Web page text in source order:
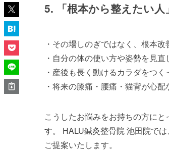
5. 「根本から整えたい
・その場しのぎではなく、根本
・自分の体の使い方や姿勢を見直
・産後も長く動けるカラダをつ
・将来の膝痛・腰痛・猫背が心配
こうしたお悩みをお持ちの方に
す。 HALU鍼灸整骨院 池田院で
ご提案いたします。